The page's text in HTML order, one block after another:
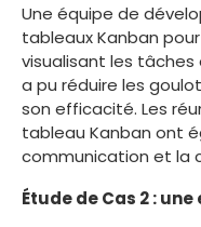
Une équipe de
tableaux Kanban
visualisant les tâches
a pu réduire les
son efficacité. Les
tableau Kanban ont
communication et la
Étude de Cas 2 :